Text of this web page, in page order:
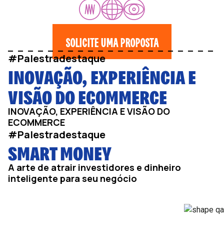
SOLICITE UMA PROPOSTA
#Palestradestaque
INOVAÇÃO, EXPERIÊNCIA E
VISÃO DO ECOMMERCE
INOVAÇÃO, EXPERIÊNCIA E VISÃO DO
ECOMMERCE
#Palestradestaque
SMART MONEY
A arte de atrair investidores e dinheiro
inteligente para seu negócio